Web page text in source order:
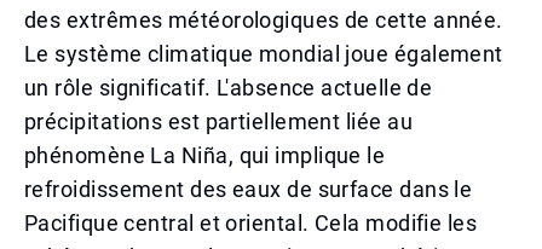
des extrêmes météorologiques de cette année.
Le système climatique mondial joue également
un rôle significatif. L'absence actuelle de
précipitations est partiellement liée au
phénomène La Niña, qui implique le
refroidissement des eaux de surface dans le
Pacifique central et oriental. Cela modifie les